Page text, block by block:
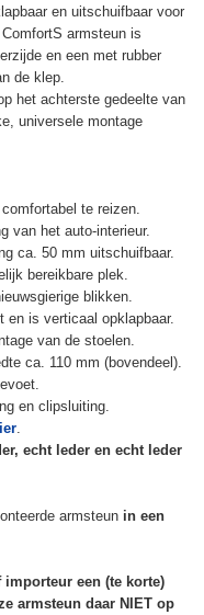
en uitschuifbaar voor
armsteun is
en een met rubber
de klep.
het achterste gedeelte van
universele montage
te reizen.
van het auto-interieur.
ca. 50 mm uitschuifbaar.
bereikbare plek.
blikken.
en is verticaal opklapbaar.
van de stoelen.
ca. 110 mm (bovendeel).
en clipsluiting.
.
echt leder en echt leder
armsteun in een
een (te korte)
armsteun daar NIET op